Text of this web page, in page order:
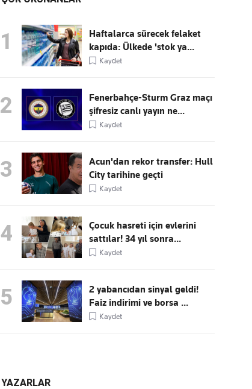
Kaçırmayın
Ücretsiz üye olun, gündemi
1
Haftalarca sürecek felaket
kapıda: Ülkede 'stok ya...
Kaydet
2
Fenerbahçe-Sturm Graz maçı
şifresiz canlı yayın ne...
Kaydet
3
Acun'dan rekor transfer: Hull
City tarihine geçti
Kaydet
4
Çocuk hasreti için evlerini
sattılar! 34 yıl sonra...
Kaydet
5
2 yabancıdan sinyal geldi!
Faiz indirimi ve borsa ...
Kaydet
YAZARLAR